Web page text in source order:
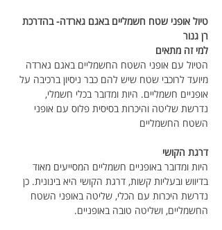
טיול אופני שטח חשמליים באגם גארדה- בהדרכת
רן גנור
למי זה מתאים
הטיול עם אופני השטח החשמליים באגם גארדה
מיועד לרוכבי שטח שיש להם כבר ניסיון ברכיבה על
אופניים חשמליים. היות ומדובר בכלי חשמלי,
נדרשת שליטה והיכרות בסיסית פלוס עם אופני
השטח החשמליים
דרגת הקושי
היות ומדובר באופניים חשמליים המסייעים מאוד
בדיווש ובעליות קשות, דרגת הקושי היא בינונית. כן
נדרשת היכרות עם הכלי, שליטה באופני השטח
החשמליים, ושליטה טובה באופניים.